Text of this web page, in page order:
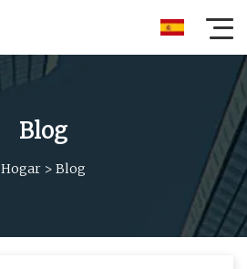
Blog
Hogar> Blog